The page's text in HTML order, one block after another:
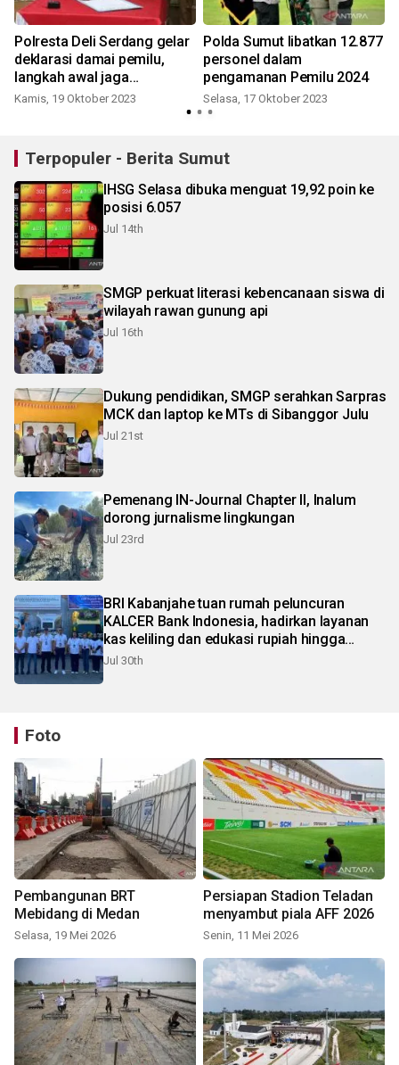
Polresta Deli Serdang gelar
deklarasi damai pemilu,
langkah awal jaga
keamanan
Kamis, 19 Oktober 2023
Polda Sumut libatkan 12.877
personel dalam
pengamanan Pemilu 2024
Selasa, 17 Oktober 2023
Terpopuler - Berita Sumut
IHSG Selasa dibuka menguat 19,92 poin ke
posisi 6.057
Jul 14th
SMGP perkuat literasi kebencanaan siswa di
wilayah rawan gunung api
Jul 16th
Dukung pendidikan, SMGP serahkan Sarpras
MCK dan laptop ke MTs di Sibanggor Julu
Jul 21st
Pemenang IN-Journal Chapter II, Inalum
dorong jurnalisme lingkungan
Jul 23rd
BRI Kabanjahe tuan rumah peluncuran
KALCER Bank Indonesia, hadirkan layanan
kas keliling dan edukasi rupiah hingga
pelosok Karo
Jul 30th
Foto
Pembangunan BRT
Mebidang di Medan
Selasa, 19 Mei 2026
Persiapan Stadion Teladan
menyambut piala AFF 2026
Senin, 11 Mei 2026